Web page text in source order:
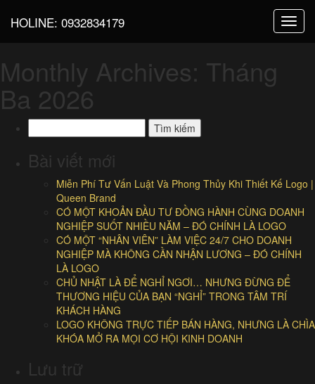
HOLINE: 0932834179
Monthly Archives: Tháng
Ba 2026
kiếm
cho:
Bài viết mới
Miễn Phí Tư Vấn Luật Và Phong Thủy Khi Thiết Kế Logo |
Queen Brand
CÓ MỘT KHOẢN ĐẦU TƯ ĐỒNG HÀNH CÙNG DOANH
NGHIỆP SUỐT NHIỀU NĂM – ĐÓ CHÍNH LÀ LOGO
CÓ MỘT “NHÂN VIÊN” LÀM VIỆC 24/7 CHO DOANH
NGHIỆP MÀ KHÔNG CẦN NHẬN LƯƠNG – ĐÓ CHÍNH
LÀ LOGO
CHỦ NHẬT LÀ ĐỂ NGHỈ NGƠI… NHƯNG ĐỪNG ĐỂ
THƯƠNG HIỆU CỦA BẠN “NGHỈ” TRONG TÂM TRÍ
KHÁCH HÀNG
LOGO KHÔNG TRỰC TIẾP BÁN HÀNG, NHƯNG LÀ CHÌA
KHÓA MỞ RA MỌI CƠ HỘI KINH DOANH
Lưu trữ